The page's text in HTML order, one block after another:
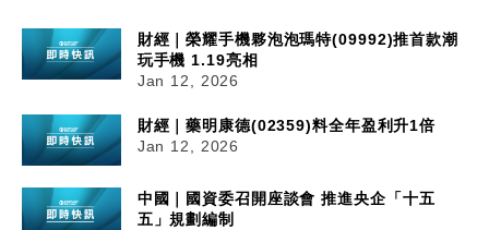
財經｜榮耀手機夥泡泡瑪特(09992)推首款潮
玩手機 1.19亮相
Jan 12, 2026
財經｜藥明康德(02359)料全年盈利升1倍
Jan 12, 2026
中國｜國資委召開座談會 推進央企「十五
五」規劃編制